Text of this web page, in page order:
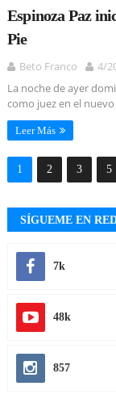
Espinoza Paz
Pie
Beto Franco
4/
La noche de ayer
como juez en el
Leer Más
1 2 3 5
SÍGUEME EN
7k
48k
857